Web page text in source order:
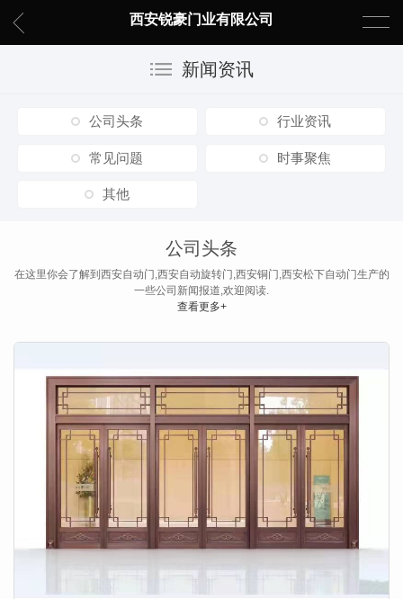
西安锐豪门业有限公司
新闻资讯
公司头条 行业资讯
常见问题 时事聚焦
其他
公司头条
在这里你会了解到西安自动门,西安自动旋转门,西安铜门,西安松下自动门生产的
一些公司新闻报道,欢迎阅读.
查看更多+